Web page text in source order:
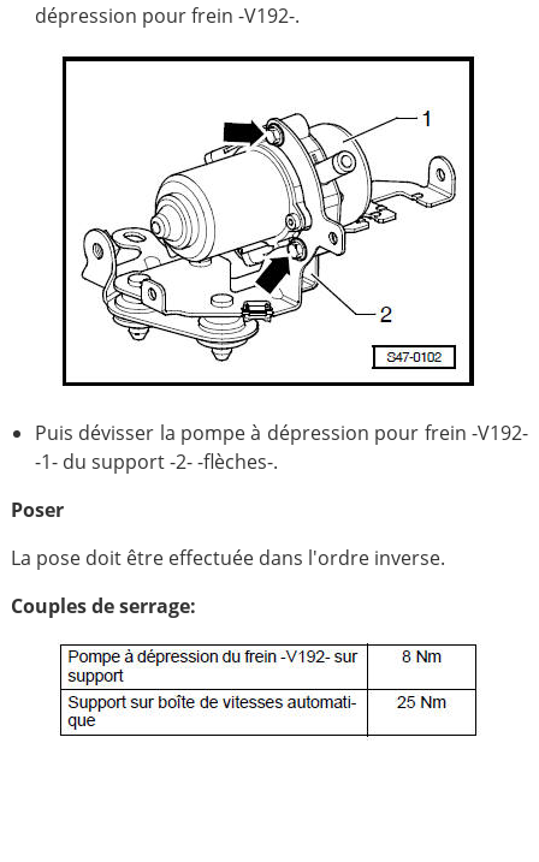
dépression pour frein -V192-.
Puis dévisser la pompe à dépression pour frein -V192-
-1- du support -2- -flèches-.
Poser
La pose doit être effectuée dans l'ordre inverse.
Couples de serrage: